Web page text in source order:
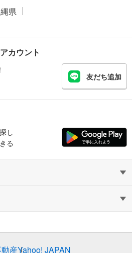
県
カウント
友だち追加
し
る
産Yahoo! JAPAN